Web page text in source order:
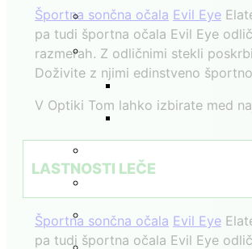
Športna sončna očala Evil Eye
pa tudi športna očala Evil Eye
razmerah. Z odličnimi stekli
Doživite z njimi edinstveno
V Optiki Tom lahko izbirate med
LASTNOSTI LEČE
Športna sončna očala Evil Eye
pa tudi športna očala Evil Eye